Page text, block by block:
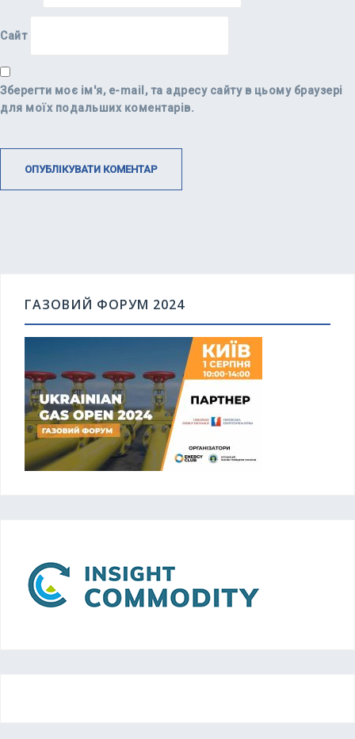
Сайт
Зберегти моє ім'я, e-mail, та адресу сайту в цьому браузері
для моїх подальших коментарів.
ГАЗОВИЙ ФОРУМ 2024